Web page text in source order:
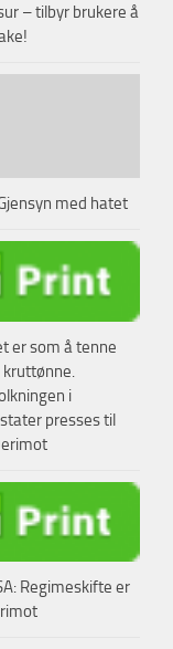
– tilbyr brukere å
med hatet
er som å tenne
i
presses til
Regimeskifte er